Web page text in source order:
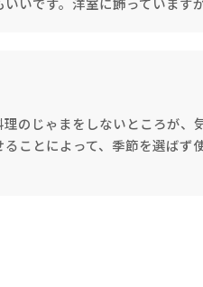
のじゃまをしないところが、
ことによって、季節を選ばず